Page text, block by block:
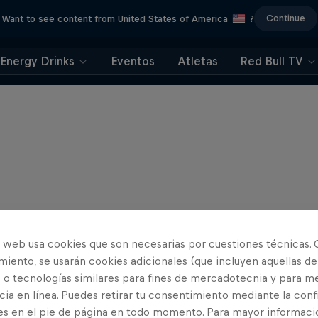
Want to see content from United States of America ? Continue
Energy Drinks Eventos Atletas Red Bull TV
web usa cookies que son necesarias por cuestiones técnicas.
se usarán cookies adicionales (que incluyen aquellas de
tecnologías similares para fines de mercadotecnia y para
en línea. Puedes retirar tu consentimiento mediante la
en el pie de página en todo momento. Para mayor